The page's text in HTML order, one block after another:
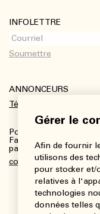
Gérer le
Afin de fournir
utilisons des
pour stocker et/
relatives à
technologies
données telles
INFOLETTRE
ANNONCEURS
Télécharger le kit média
Pour plus de
Fanny Charbonneau,
partenariats et